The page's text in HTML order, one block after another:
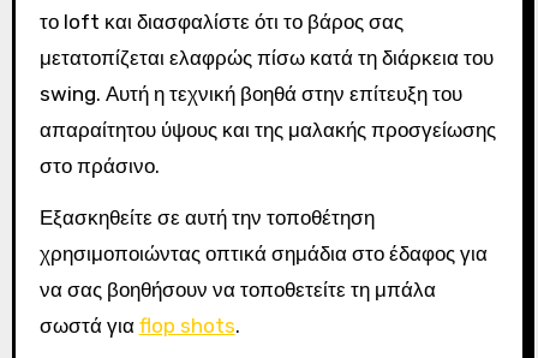
το loft και διασφαλίστε ότι το βάρος σας
μετατοπίζεται ελαφρώς πίσω κατά τη διάρκεια του
swing. Αυτή η τεχνική βοηθά στην επίτευξη του
απαραίτητου ύψους και της μαλακής προσγείωσης
στο πράσινο.
Εξασκηθείτε σε αυτή την τοποθέτηση
χρησιμοποιώντας οπτικά σημάδια στο έδαφος για
να σας βοηθήσουν να τοποθετείτε τη μπάλα
σωστά για flop shots.